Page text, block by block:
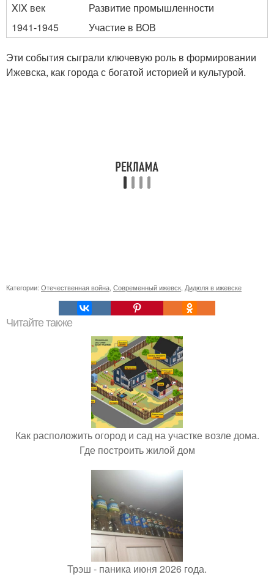
XIX век
Развитие промышленности
1941-1945
Участие в ВОВ
Эти события сыграли ключевую роль в формировании
Ижевска, как города с богатой историей и культурой.
Категории: Отечественная война Современный ижевск Дидюля в ижевске
Читайте также
Как расположить огород и сад на участке возле дома.
Где построить жилой дом
Трэш - паника июня 2026 года.